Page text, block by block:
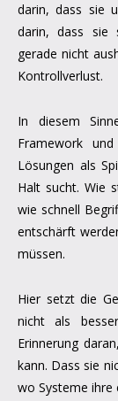
darin, dass sie
darin, dass sie
gerade nicht
Kontrollverlust.
In diesem
Framework
Lösungen als
Halt sucht. Wie
wie schnell
entschärft
müssen.
Hier setzt die
nicht als
Erinnerung
kann. Dass sie
wo Systeme ihre